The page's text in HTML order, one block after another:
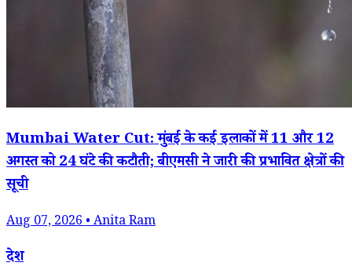
Mumbai Water Cut: मुंबई के कई इलाकों में 11 और 12
अगस्त को 24 घंटे की कटौती; बीएमसी ने जारी की प्रभावित क्षेत्रों की
सूची
Aug 07, 2026 • Anita Ram
देश